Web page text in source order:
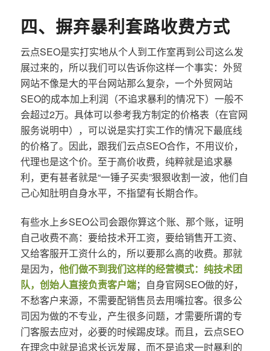
四、摒弃暴利套路收费方式
云点SEO是实打实地从个人到工作室再到公司这么发
展过来的，所以我们可以告诉你这样一个事实：外贸
网站不像是大的平台网站那么复杂，一个外贸网站
SEO的成本加上利润（不追求暴利的情况下）一般不
会超过2万。具体可以参考我方制定的价格表（在官网
服务说明中），可以说是实打实工作的情况下最底线
的价格了。因此，跟我们云点SEO合作，不用议价，
代理也是这个价。至于高价收费，纯粹就是追求暴
利，更有甚者就是“一锤子买卖”狠狠收割一波，他们自
己心知肚明自身水平，不指望有长期合作。
有些水上乡SEO公司会跟你算这个账、那个账，证明
自己收费不高：要给技术开工资，要给销售开工资、
又给客服开工资什么的，所以要那么高的收费。那就
是因为， 他们做不到我们这样的经营模式：纯技术团
队，创始人直接负责客户端；自身官网SEO做的好，
不愁客户来源，不需要配销售员去用嘴拉客。很多公
司因为做的不专业，产生很多问题，才需要所谓的专
门客服去应对，必要的时候踢皮球。而且，云点SEO
在理念中就是追求长远发展，而不是追求一时暴利的